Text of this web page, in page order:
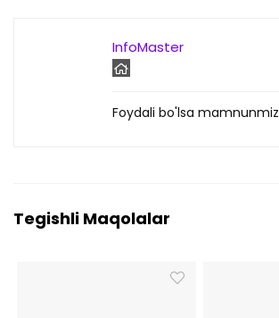
InfoMaster
Foydali bo'lsa mamnunmiz
Tegishli Maqolalar